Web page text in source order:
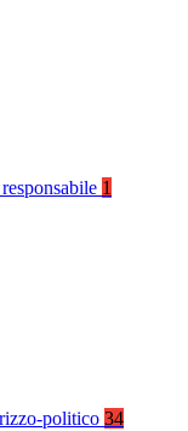
1
politico 34